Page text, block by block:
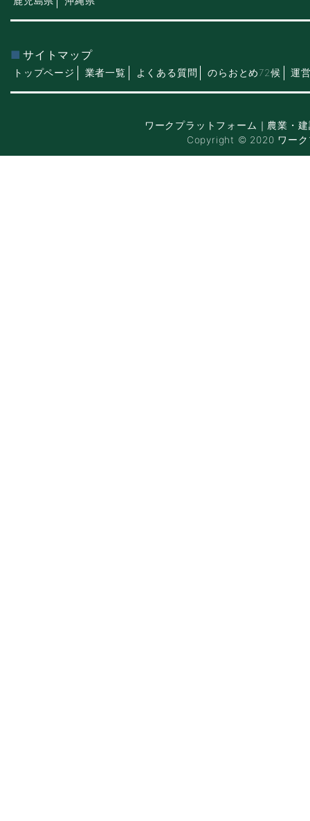
サイトマップ
トップページ 業者一覧 よくある質問 のらおとめ72候 運
ワークプラットフォーム｜農業・
Copyright © 2020 ワーク